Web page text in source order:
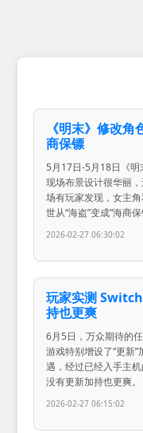
《明末》修改
商保镖
5月17日-5月18日《
现场布景设计很华丽
场有玩家发现，女主
世从“海盗”变成“海商保
2026-02-27 06:30:02
玩家实测
持也更爽
6月5日，万众期待的
游戏特别增设了“更新
遇，经过已经入手主
没有更新加持也更爽。
2026-02-27 06:15:02